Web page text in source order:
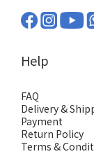
Help
FAQ
Delivery &
Payment
Return Policy
Terms &